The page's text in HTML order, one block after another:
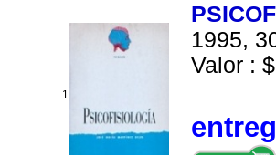
1
1995,
Valor :